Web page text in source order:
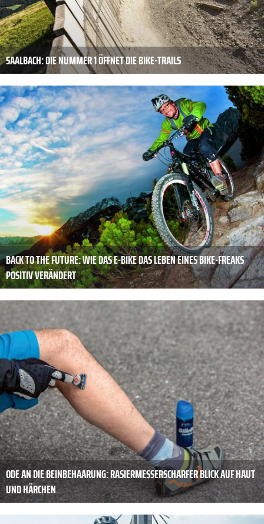
SAALBACH: DIE NUMMER 1 ÖFFNET DIE BIKE-TRAILS
BACK TO THE FUTURE: WIE DAS E-BIKE DAS LEBEN EINES BIKE-FREAKS
POSITIV VERÄNDERT
ODE AN DIE BEINBEHAARUNG: RASIERMESSERSCHARFER BLICK AUF HAUT
UND HÄRCHEN